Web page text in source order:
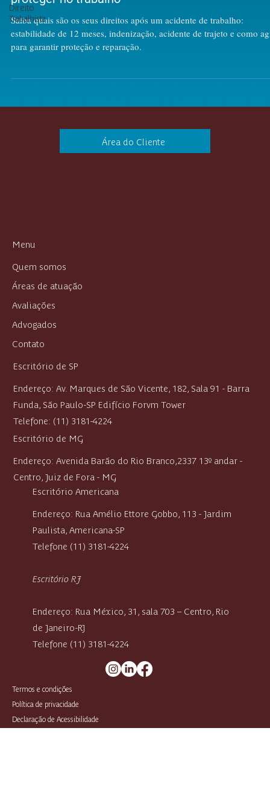
Direito
Trabalhista
proteger no trabalho
Saiba quais são os seus direitos após um acidente de trabalho:
estabilidade de 12 meses, indenização, acidente de trajeto e como
Quem somos
Áreas de atuação
Advogados
Avaliações
Endereço: Av. Marques de São Vicente, 182, Sala 91 - Barra
Funda, São Paulo-SP Edifício Forvm Tower
Telefone: (11) 3181-4224
Endereço:Avenida Barão do Rio Branco,2337 13º andar -
Centro,Juiz de Fora - MG
Endereço: Rua Amélio Ettore Gobbo, 113 - Jardim
Paulista, Americana-SP
Endereço: Rua México, 31, sala 703 – Centro, Rio
de Janeiro-RJ
Telefone (11) 3181-4224
Termos e condições
Política de privacidade